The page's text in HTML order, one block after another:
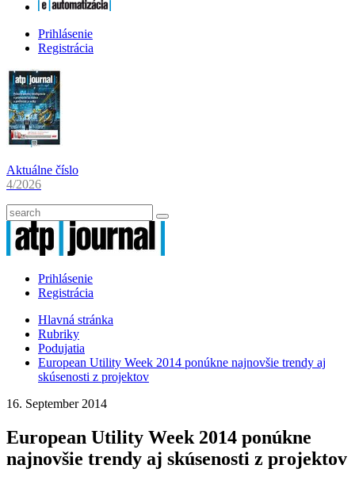
Prihlásenie
Registrácia
Aktuálne číslo
4/2026
Prihlásenie
Registrácia
Hlavná stránka
Rubriky
Podujatia
European Utility Week 2014 ponúkne najnovšie trendy aj
skúsenosti z projektov
16. September 2014
European Utility Week 2014 ponúkne
najnovšie trendy aj skúsenosti z projektov